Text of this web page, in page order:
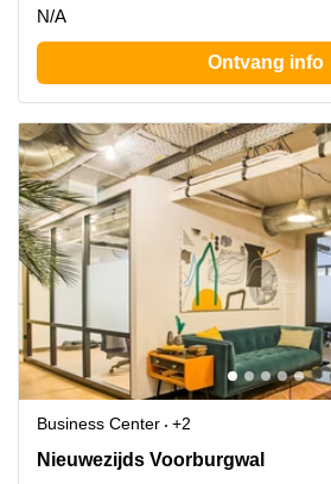
N/A
Ontvang info
Business Center
+2
Nieuwezijds Voorburgwal 162,
Nieuwezijds Voorburgwal